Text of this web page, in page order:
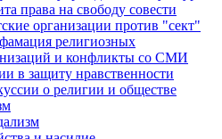
права на свободу совести
организации против "сект"
религиозных
и конфликты со СМИ
в защиту нравственности
о религии и обществе